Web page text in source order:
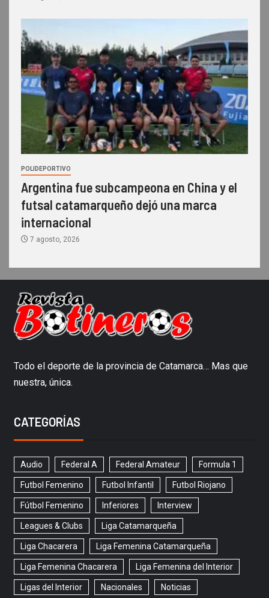
POLIDEPORTIVO
Argentina fue subcampeona en China y el
futsal catamarqueño dejó una marca
internacional
7 agosto, 2026
Todo el deporte de la provincia de Catamarca… Mas que
nuestra, única.
CATEGORÍAS
Audio Federal A Federal Amateur Formula 1
Futbol Femenino Futbol Infantil Futbol Riojano
Fútbol Femenino Inferiores Interview
Leagues & Clubs Liga Catamarqueña
Liga Chacarera Liga Femenina Catamarqueña
Liga Femenina Chacarera Liga Femenina del Interior
Ligas del Interior Nacionales Noticias